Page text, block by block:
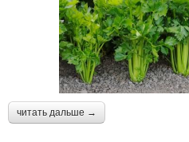
читать дальше →